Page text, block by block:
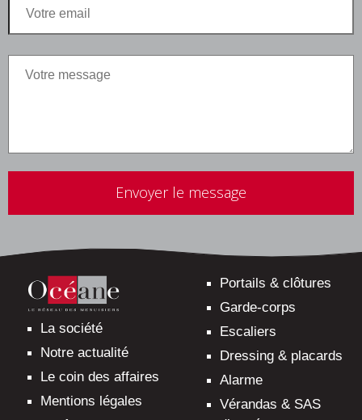
ce
vide.
La société
Notre actualité
Le coin des affaires
Mentions légales
Portails & clôtures
Garde-corps
Escaliers
Dressing & placards
Alarme
Vérandas & SAS